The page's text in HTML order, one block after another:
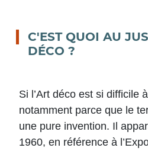
C'EST QUOI AU
DÉCO ?
Si l’Art déco est si difficile
notamment parce que le
une pure invention. Il
1960, en référence à